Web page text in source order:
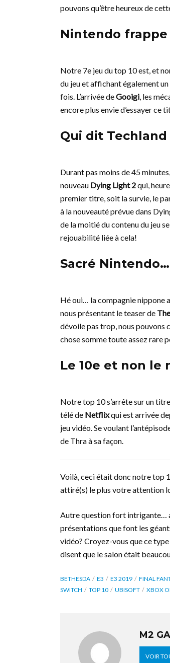
pouvons qu’être heureux de
Nintendo frappe
Notre 7e jeu du top 10 est, et
du jeu et affichant également
fois. L’arrivée deGooigi, les
encore plus envie d’essayer ce
Qui dit
Durant pas moins de 45 minutes,
nouveau Dying Light 2qui,
premier titre, soit la survie, le
à la nouveauté prévue dans
de la moitié du contenu du jeu
rejouabilité liée à cela!
Sacré Nintendo…
Hé oui… la compagnie nippone
nous présentant le teaser de
dévoile pas trop, nous pouvons
chose somme toute assez rare
Le 10e et non le
Notre top 10 s’arrête sur un
télé de Netflixqui est arrivée
jeu vidéo. Se voulant
de Thra à sa façon.
Voilà, ceci était donc notre top
attiré(s) le plus votre attention
Autre question fort intrigante…
présentations que font les
vidéo? Croyez-vous que ce
disent que le salon était
BETHESDA E3 E3 2019 FINAL
SWITCH
TOP 10 UBISOFT XBOX
M2
VOIR